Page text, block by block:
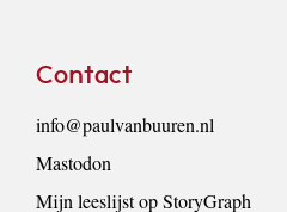
Contact
info@paulvanbuuren.nl
Mastodon
Mijn leeslijst op StoryGraph